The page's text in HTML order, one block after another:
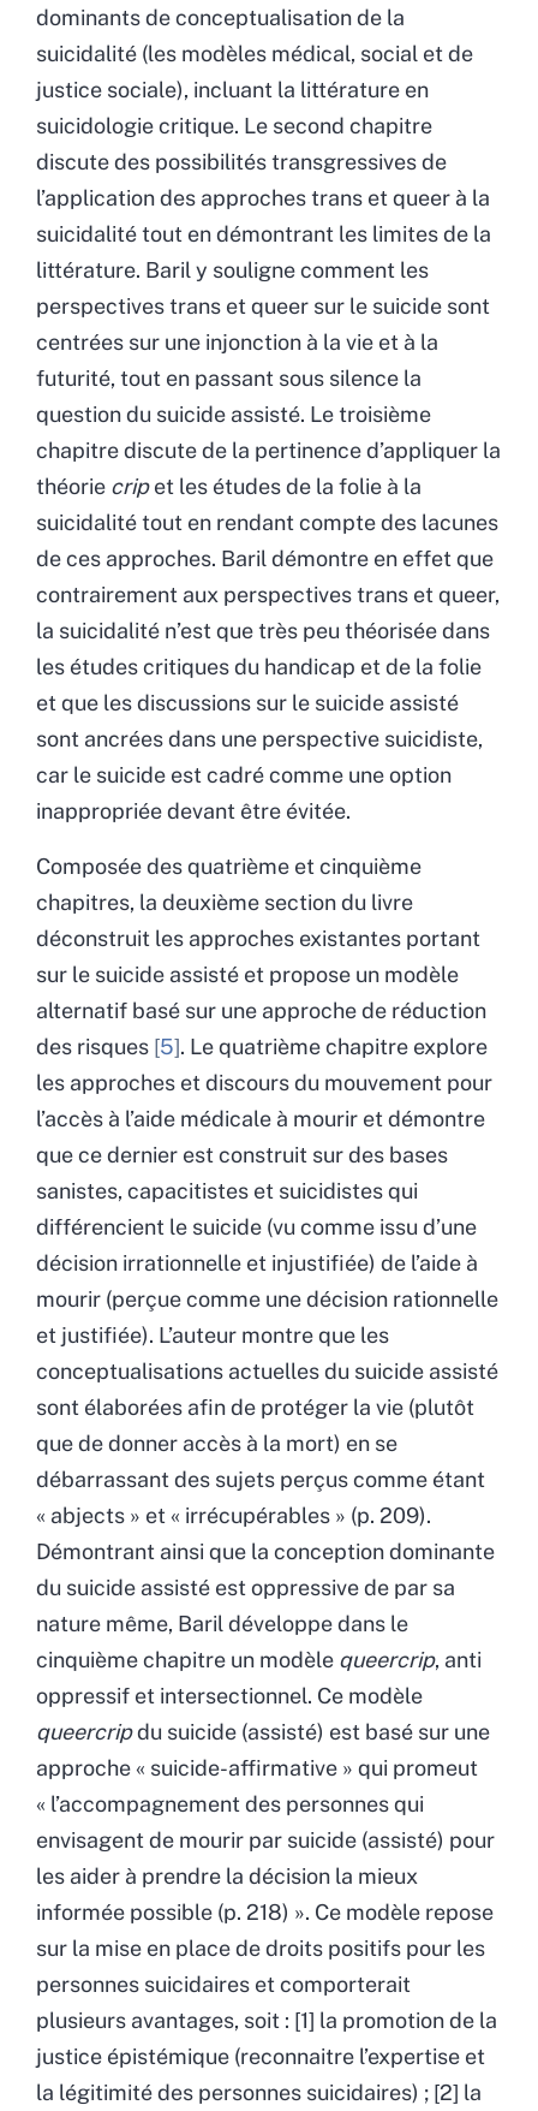
dominants de conceptualisation de la
suicidalité (les modèles médical, social et de
justice sociale), incluant la littérature en
suicidologie critique. Le second chapitre
discute des possibilités transgressives de
l’application des approches trans et queer à la
suicidalité tout en démontrant les limites de la
littérature. Baril y souligne comment les
perspectives trans et queer sur le suicide sont
centrées sur une injonction à la vie et à la
futurité, tout en passant sous silence la
question du suicide assisté. Le troisième
chapitre discute de la pertinence d’appliquer la
théorie cripet les études de la folie à la
suicidalité tout en rendant compte des lacunes
de ces approches. Baril démontre en effet que
contrairement aux perspectives trans et queer,
la suicidalité n’est que très peu théorisée dans
les études critiques du handicap et de la folie
et que les discussions sur le suicide assisté
sont ancrées dans une perspective suicidiste,
car le suicide est cadré comme une option
inappropriée devant être évitée.
Composée des quatrième et cinquième
chapitres, la deuxième section du livre
déconstruit les approches existantes portant
sur le suicide assisté et propose un modèle
alternatif basé sur une approche de réduction
des risques 5 . Le quatrième chapitre explore
les approches et discours du mouvement pour
l’accès à l’aide médicale à mourir et démontre
que ce dernier est construit sur des bases
sanistes, capacitistes et suicidistes qui
différencient le suicide (vu comme issu d’une
décision irrationnelle et injustifiée) de l’aide à
mourir (perçue comme une décision rationnelle
et justifiée). L’auteur montre que les
conceptualisations actuelles du suicide assisté
sont élaborées afin de protéger la vie (plutôt
que de donner accès à la mort) en se
débarrassant des sujets perçus comme étant
« abjects » et « irrécupérables » (p. 209).
Démontrant ainsi que la conception dominante
du suicide assisté est oppressive de par sa
nature même, Baril développe dans le
cinquième chapitre un modèle queercrip, anti
oppressif et intersectionnel. Ce modèle
queercripdu suicide (assisté) est basé sur une
approche « suicide-affirmative » qui promeut
« l’accompagnement des personnes qui
envisagent de mourir par suicide (assisté) pour
les aider à prendre la décision la mieux
informée possible (p. 218) ». Ce modèle repose
sur la mise en place de droits positifs pour les
personnes suicidaires et comporterait
plusieurs avantages, soit : [1] la promotion de la
justice épistémique (reconnaitre l’expertise et
la légitimité des personnes suicidaires) ; [2] la